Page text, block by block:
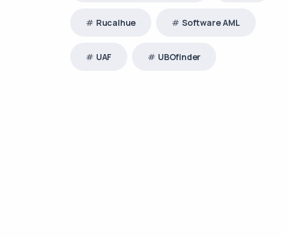
Rucalhue Software AML
UAF UBOfinder